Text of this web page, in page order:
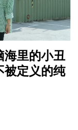
海里的小丑
被定义的纯